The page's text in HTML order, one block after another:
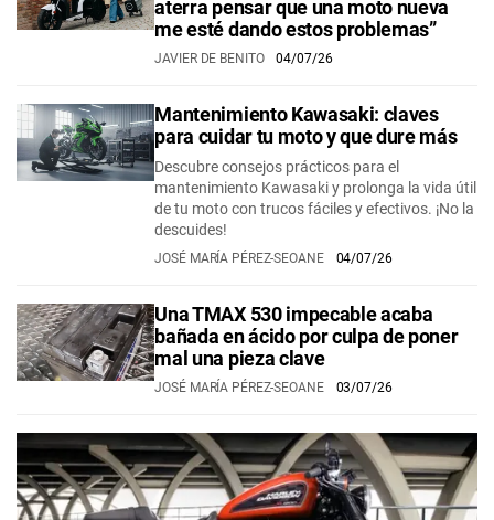
aterra pensar que una moto nueva
me esté dando estos problemas”
JAVIER DE BENITO 04/07/26
Mantenimiento Kawasaki: claves
para cuidar tu moto y que dure más
Descubre consejos prácticos para el
mantenimiento Kawasaki y prolonga la vida útil
de tu moto con trucos fáciles y efectivos. ¡No la
descuides!
JOSÉ MARÍA PÉREZ-SEOANE 04/07/26
Una TMAX 530 impecable acaba
bañada en ácido por culpa de poner
mal una pieza clave
JOSÉ MARÍA PÉREZ-SEOANE 03/07/26